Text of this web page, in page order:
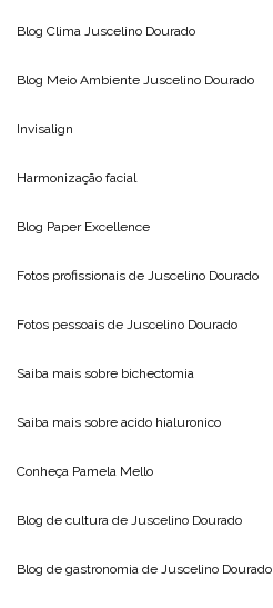
Blog Clima Juscelino Dourado
Blog Meio Ambiente Juscelino Dourado
Invisalign
Harmonização facial
Blog Paper Excellence
Fotos profissionais de Juscelino Dourado
Fotos pessoais de Juscelino Dourado
Saiba mais sobre bichectomia
Saiba mais sobre acido hialuronico
Conheça Pamela Mello
Blog de cultura de Juscelino Dourado
Blog de gastronomia de Juscelino Dourado